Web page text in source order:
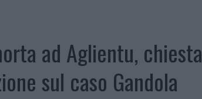
ad Aglientu, chiesta
sul caso Gandola